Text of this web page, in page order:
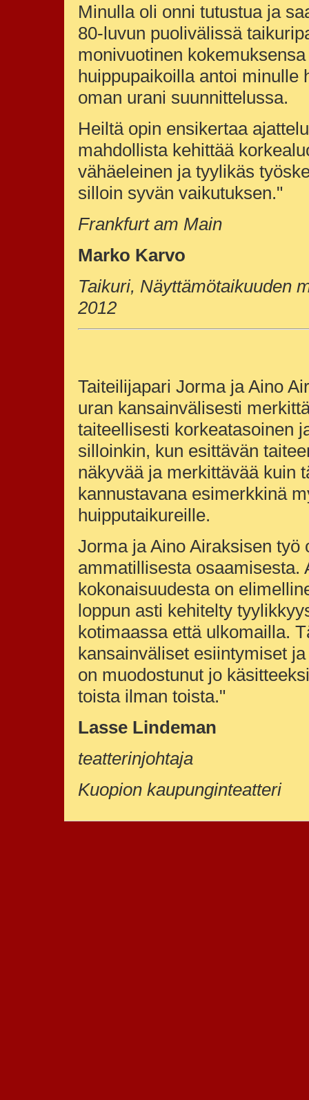
Minulla oli onni tutustua ja
80-luvun puolivälissä
monivuotinen
huippupaikoilla antoi minulle
oman urani suunnittelussa.
Heiltä opin ensikertaa
mahdollista kehittää
vähäeleinen ja tyylikäs
silloin syvän vaikutuksen."
Frankfurt am Main
Marko Karvo
Taikuri, Näyttämötaikuuden
2012
Taiteilijapari Jorma ja Aino
uran kansainvälisesti
taiteellisesti korkeatasoinen
silloinkin, kun esittävän
näkyvää ja merkittävää kuin
kannustavana esimerkkinä
huipputaikureille.
Jorma ja Aino Airaksisen työ
ammatillisesta osaamisesta.
kokonaisuudesta on
loppun asti kehitelty
kotimaassa että ulkomailla.
kansainväliset esiintymiset
on muodostunut jo
toista ilman toista."
Lasse Lindeman
teatterinjohtaja
Kuopion kaupunginteatteri